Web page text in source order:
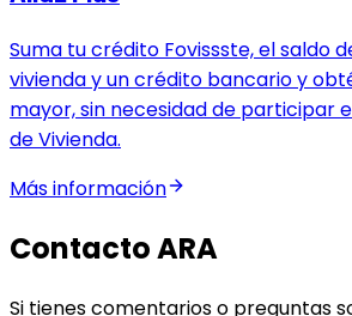
Suma tu crédito Fovissste, el saldo
vivienda y un crédito bancario y
mayor, sin necesidad de participar
de Vivienda.
Más información
Contacto ARA
Si tienes comentarios o preguntas